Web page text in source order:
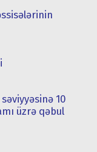
10
üzrə qəbul